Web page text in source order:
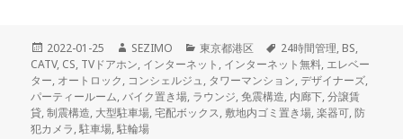
投
稿
日:
2022-01-25
作
成
者
SEZIMO
カ
テ
ゴ
リ
ー
東京都港区
タ
グ
24時間管理, BS,
CATV, CS, TVドアホン, インターネット , インターネット無料, エレベー
ター, オートロック, コンシェルジュ, タワーマンション,デザイナーズ,
パーティールーム,バイク置き場, ラウンジ,免震構造, 内廊下,分譲賃
貸,制震構造, 大型駐車場,宅配ボックス, 敷地内ゴミ置き場,楽器可,防
犯カメラ,駐車場,駐輪場